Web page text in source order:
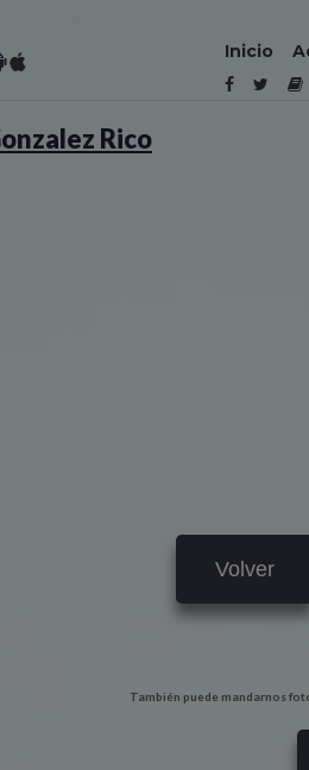
Inicio
Rico
Volver
También puede mandarnos